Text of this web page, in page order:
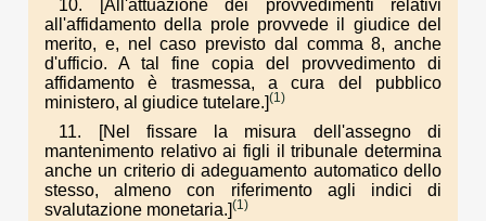
10. [All'attuazione dei provvedimenti relativi
all'affidamento della prole provvede il giudice del
merito, e, nel caso previsto dal comma 8, anche
d'ufficio. A tal fine copia del provvedimento di
affidamento è trasmessa, a cura del pubblico
ministero, al giudice tutelare.](1)
11. [Nel fissare la misura dell'assegno di
mantenimento relativo ai figli il tribunale determina
anche un criterio di adeguamento automatico dello
stesso, almeno con riferimento agli indici di
svalutazione monetaria.](1)